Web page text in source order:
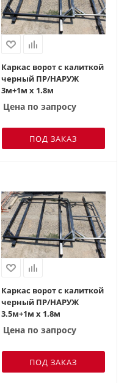
Каркас ворот с калиткой
черный ПР/НАРУЖ
3м+1м х 1.8м
Цена по запросу
ПОД ЗАКАЗ
Каркас ворот с калиткой
черный ПР/НАРУЖ
3.5м+1м х 1.8м
Цена по запросу
ПОД ЗАКАЗ